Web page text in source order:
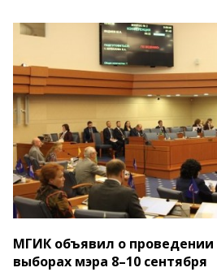
МГИК объявил о проведении
выборах мэра 8–10 сентября